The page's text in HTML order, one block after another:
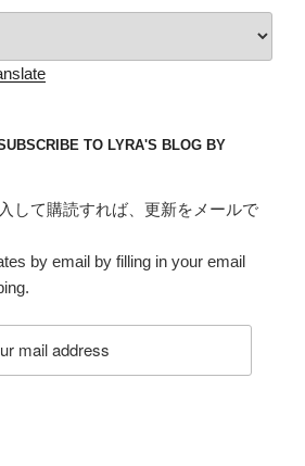
TO LYRA'S BLOG BY
して購読すれば、更新をメールで
by email by filling in your email